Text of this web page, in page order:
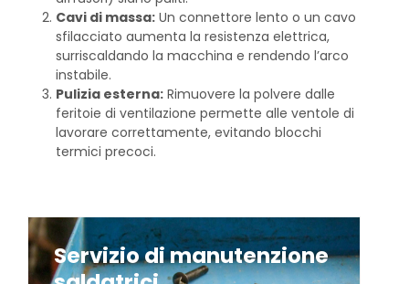
Cavi di massa:Un connettore lento o un cavo
sfilacciato aumenta la resistenza elettrica,
surriscaldando la macchina e rendendo l’arco
instabile.
Pulizia esterna:Rimuovere la polvere dalle
feritoie di ventilazione permette alle ventole di
lavorare correttamente, evitando blocchi
termici precoci.
Servizio di manutenzione